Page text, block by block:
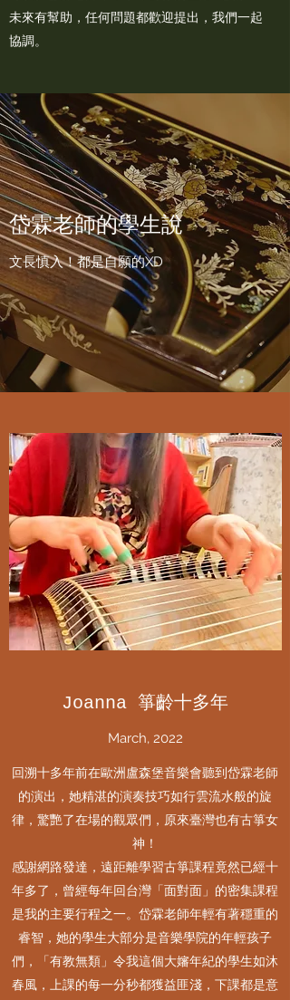
未來有幫助，任何問題都歡迎提出，我們一起
協調。
岱霖老師的學生說
文長慎入！都是自願的XD
Joanna 箏齡十多年
March, 2022
回溯十多年前在歐洲盧森堡音樂會聽到岱霖老師
的演出，她精湛的演奏技巧如行雲流水般的旋
律，驚艷了在場的觀眾們，原來臺灣也有古箏女
神！
感謝網路發達，遠距離學習古箏課程竟然已經十
年多了，曾經每年回台灣「面對面」的密集課程
是我的主要行程之一。岱霖老師年輕有著穩重的
睿智，她的學生大部分是音樂學院的年輕孩子
們，「有教無類」令我這個大嬸年紀的學生如沐
春風，上課的每一分秒都獲益匪淺，下課都是意